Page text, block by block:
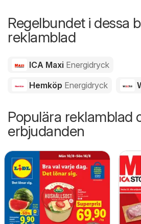
Regelbundet i dessa
reklamblad
ICA Maxi Energidryck
Hemköp Energidryck
Populära reklamblad
erbjudanden